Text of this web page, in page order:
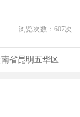
浏览次数： 607次
省昆明五华区